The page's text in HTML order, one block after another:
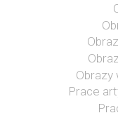
Prace